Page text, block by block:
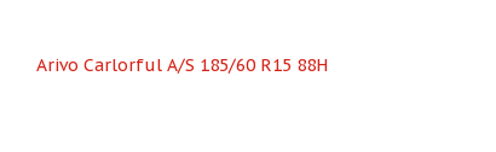
График платежей